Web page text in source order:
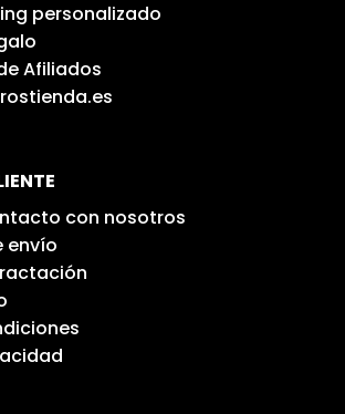
personalizado
Afiliados
con nosotros
envío